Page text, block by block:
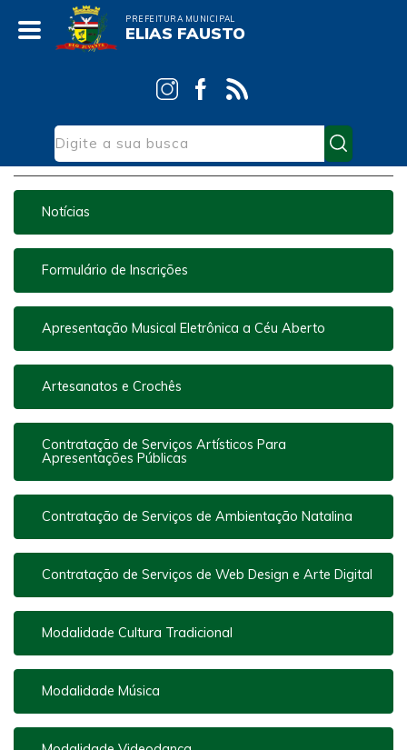
PREFEITURA MUNICIPAL
ELIAS FAUSTO
Editais Prestação de
Contas Lei Aldir Blanc
Notícias
Formulário de Inscrições
Apresentação Musical Eletrônica a Céu Aberto
Artesanatos e Crochês
Contratação de Serviços Artísticos Para
Apresentações Públicas
Contratação de Serviços de Ambientação Natalina
Contratação de Serviços de Web Design e Arte Digital
Modalidade Cultura Tradicional
Modalidade Música